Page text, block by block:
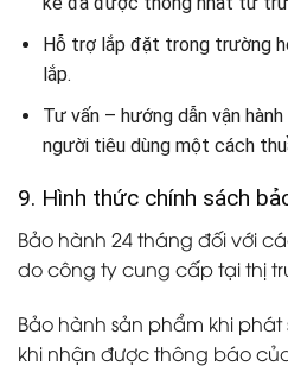
Hỗ trợ lắp đặt trong trường
lắp.
Tư vấn – hướng dẫn vận
người tiêu dùng một cách
9. Hình thức chính sách
Bảo hành 24 tháng đối với
do công ty cung cấp tại thị
Bảo hành sản phẩm khi phát
khi nhận được thông báo